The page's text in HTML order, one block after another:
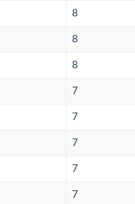
8
8
8
7
7
7
7
7